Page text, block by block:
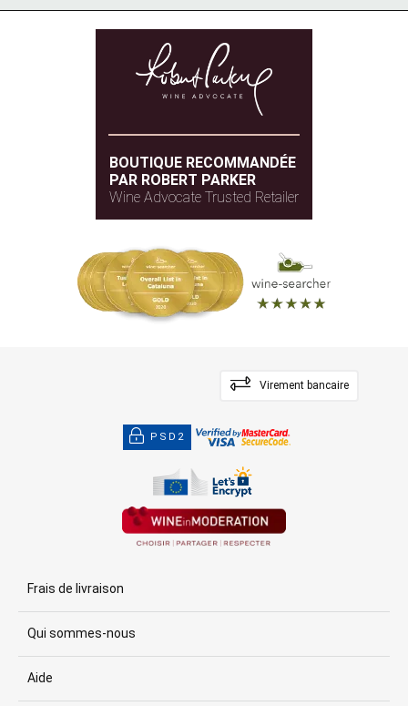
BOUTIQUE RECOMMANDÉE
PAR ROBERT PARKER
Wine Advocate Trusted Retailer
Virement bancaire
PSD2
Frais de livraison
Qui sommes-nous
Aide